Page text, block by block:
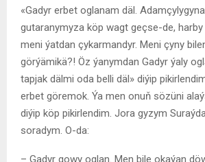
«Gadyr erbet oglanam däl.
gutaranymyza köp wagt geçse-de,
meni ýatdan çykarmandyr. Meni çyny
görýämikä?! Öz ýanymdan Gadyr ýaly
tapjak dälmi oda belli däl» diýip
erbet göremok. Ýa men onuň sözüni
diýip köp pikirlendim. Jora gyzym
soradym. O-da:
– Gadyr gowy oglan. Men bile okaýan